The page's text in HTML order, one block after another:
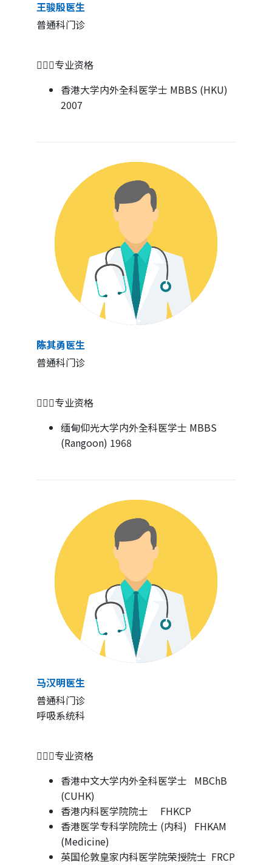
王骏殷医生
普通科门诊
👨🏻‍⚕专业资格
香港大学内外全科医学士 MBBS (HKU)
2007
陈其勇医生
普通科门诊
👨🏻‍⚕专业资格
缅甸仰光大学内外全科医学士 MBBS
(Rangoon) 1968
马汉明医生
普通科门诊
呼吸系统科
👨🏻‍⚕专业资格
香港中文大学内外全科医学士 MBChB
(CUHK)
香港内科医学院院士 FHKCP
香港医学专科学院院士 (内科) FHKAM
(Medicine)
英国伦敦皇家内科医学院荣授院士 FRCP